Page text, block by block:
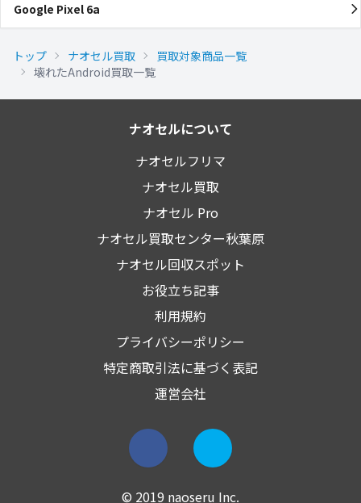
Google Pixel 6a
トップ ナオセル買取
買取対象商品一覧
壊れたAndroid買取一覧
ナオセルについて
ナオセルフリマ
ナオセル買取
ナオセル Pro
ナオセル買取センター秋葉原
ナオセル回収スポット
お役立ち記事
利用規約
プライバシーポリシー
特定商取引法に基づく表記
運営会社
© 2019 naoseru Inc.